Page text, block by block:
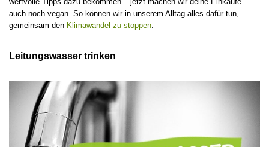
auch noch vegan. So können wir in unserem Alltag alles dafür tun,
gemeinsam den Klimawandel zu stoppen
Leitungswasser trinken